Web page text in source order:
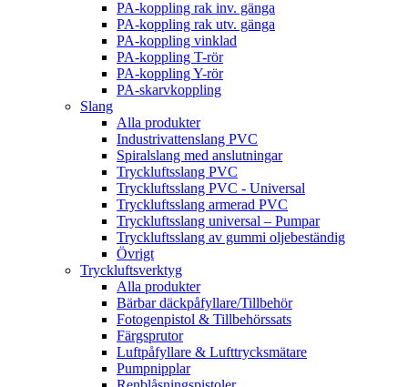
PA-koppling rak inv. gänga
PA-koppling rak utv. gänga
PA-koppling vinklad
PA-koppling T-rör
PA-koppling Y-rör
PA-skarvkoppling
Slang
Alla produkter
Industrivattenslang PVC
Spiralslang med anslutningar
Tryckluftsslang PVC
Tryckluftsslang PVC - Universal
Tryckluftsslang armerad PVC
Tryckluftsslang universal – Pumpar
Tryckluftsslang av gummi oljebeständig
Övrigt
Tryckluftsverktyg
Alla produkter
Bärbar däckpåfyllare/Tillbehör
Fotogenpistol & Tillbehörssats
Färgsprutor
Luftpåfyllare & Lufttrycksmätare
Pumpnipplar